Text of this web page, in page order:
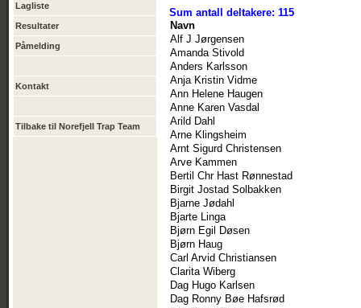
Lagliste
Resultater
Påmelding
Kontakt
Tilbake til Norefjell Trap Team
Sum antall deltakere: 115
Navn
Alf J Jørgensen
Amanda Stivold
Anders Karlsson
Anja Kristin Vidme
Ann Helene Haugen
Anne Karen Vasdal
Arild Dahl
Arne Klingsheim
Arnt Sigurd Christensen
Arve Kammen
Bertil Chr Hast Rønnestad
Birgit Jostad Solbakken
Bjarne Jødahl
Bjarte Linga
Bjørn Egil Døsen
Bjørn Haug
Carl Arvid Christiansen
Clarita Wiberg
Dag Hugo Karlsen
Dag Ronny Bøe Hafsrød